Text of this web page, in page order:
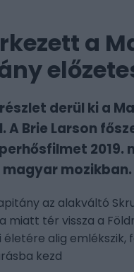
a
derül ki a
A Brie Larson
2019.
mozikban.
az alakváltó
miatt tér vissza a
életére alig emlékszik,
kezd